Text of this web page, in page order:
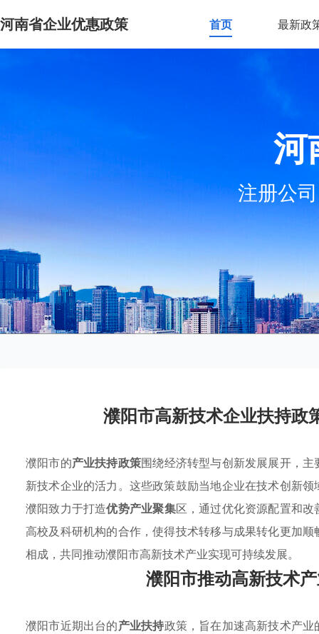
河南省企业优惠政策 首页 最新政
河
注册公
濮阳市高新技术企业扶持政
濮阳市的产业扶持政策围绕经济转型与创新发展展开，
新技术企业的活力。这些政策鼓励当地企业在技术创新
濮阳致力于打造优势产业聚集区，通过优化资源配置和
高校及科研机构的合作，使得技术转移与成果转化更加
相成，共同推动濮阳市高新技术产业实现可持续发展。
濮阳市推动高新技术
濮阳市近期出台的产业扶持政策，旨在加速高新技术产